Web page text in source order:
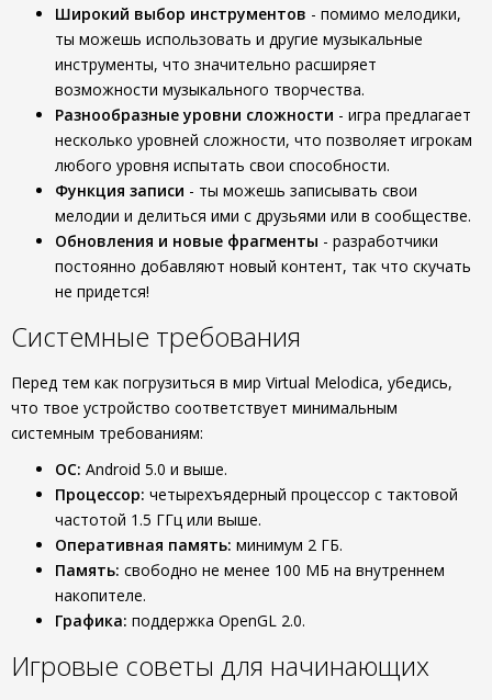
Широкий выбор инструментов - помимо мелодики,
ты можешь использовать и другие музыкальные
инструменты, что значительно расширяет
возможности музыкального творчества.
Разнообразные уровни сложности - игра предлагает
несколько уровней сложности, что позволяет игрокам
любого уровня испытать свои способности.
Функция записи - ты можешь записывать свои
мелодии и делиться ими с друзьями или в сообществе.
Обновления и новые фрагменты - разработчики
постоянно добавляют новый контент, так что скучать
не придется!
Системные требования
Перед тем как погрузиться в мир Virtual Melodica, убедись,
что твое устройство соответствует минимальным
системным требованиям:
ОС: Android 5.0 и выше.
Процессор: четырехъядерный процессор с тактовой
частотой 1.5 ГГц или выше.
Оперативная память: минимум 2 ГБ.
Память: свободно не менее 100 МБ на внутреннем
накопителе.
Графика: поддержка OpenGL 2.0.
Игровые советы для начинающих